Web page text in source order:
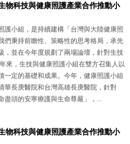
物科技與健康照護產業合作推動小
護小組，是持續建構「台灣與大陸健康照
們秉持前瞻性、策略性的思考格局，承先
，並在今年度規劃了兩場論壇，針對生技
來，生技與健康照護小組在雙方召集人以
一定的基礎和成果。今年，健康照護小組
華長庚醫院和台灣高雄長庚醫院，針對
盡頭的安寧療護與生命尊嚴」，...
物科技與健康照護產業合作推動小